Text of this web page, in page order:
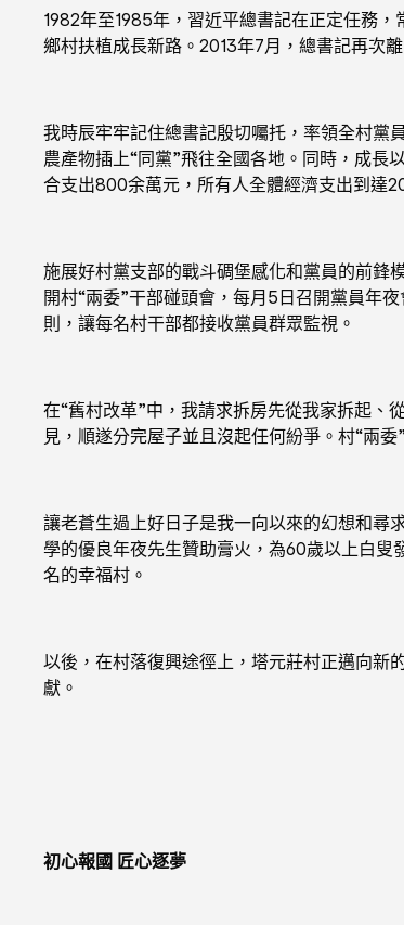
1982年至1985年，習近平總書記在正定任務
鄉村扶植成長新路。2013年7月，總書記再次
我時辰牢牢記住總書記殷切囑托，率領全村黨
農產物插上“同黨”飛往全國各地。同時，成
合支出800余萬元，所有人全體經濟支出到達
施展好村黨支部的戰斗碉堡感化和黨員的前鋒
開村“兩委”干部碰頭會，每月5日召開黨員年
則，讓每名村干部都接收黨員群眾監視。
在“舊村改革”中，我請求拆房先從我家拆起、
見，順遂分完屋子並且沒起任何紛爭。村“兩
讓老蒼生過上好日子是我一向以來的幻想和尋
學的優良年夜先生贊助膏火，為60歲以上白
名的幸福村。
以後，在村落復興途徑上，塔元莊村正邁向新
獻。
初心報國 匠心逐夢